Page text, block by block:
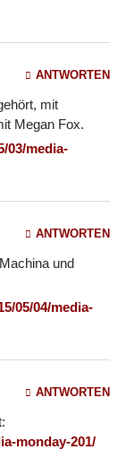
ANTWORTEN
mit
Megan Fox.
03/media-
ANTWORTEN
und
05/04/media-
ANTWORTEN
monday-201/